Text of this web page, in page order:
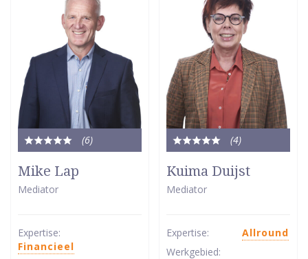
(6)
Totale
5
van
Mike Lap
Mediator
Expertise:
Financieel
(4)
Totale
5
van
Kuima Duijst
Mediator
Expertise:
Allround
Werkgebied: